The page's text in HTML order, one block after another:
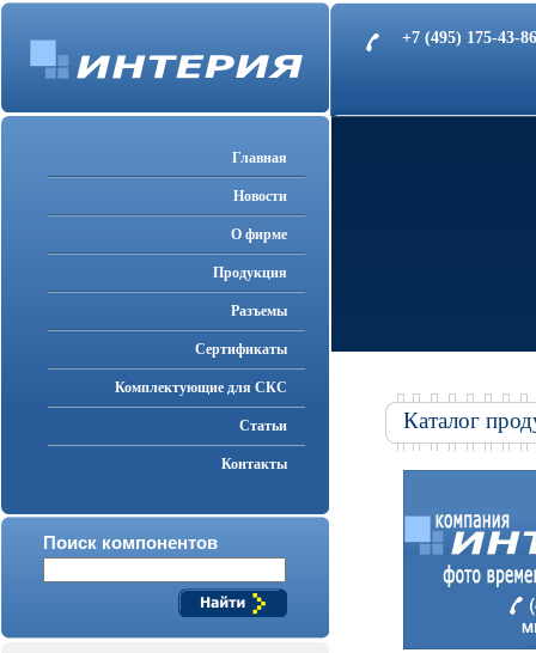
+7 (495) 175-43-
Главная
Новости
О фирме
Продукция
Разъемы
Cертификаты
Комплектующие для СКС
Статьи
Контакты
Поиск компонентов
Каталог